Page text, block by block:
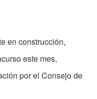
en construcción,
este mes,
por el Consejo de